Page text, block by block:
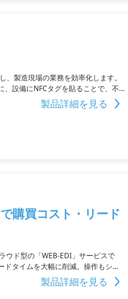
製造現場の業務を効率化します。
設備にNFCタグを貼ることで、不
耐久性があります。製品詳細を見る
購買コスト・リード
ウド型の「WEB-EDI」サービスで
タイムを大幅に削減。操作もシン
通信にも対応しています。
製品詳細を見る